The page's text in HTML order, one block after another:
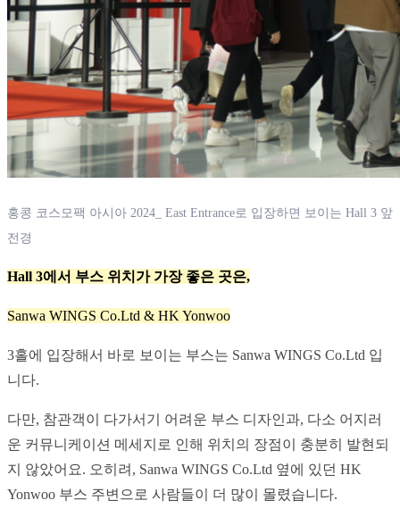
홍콩 코스모팩 아시아 2024_ East Entrance로 입장하면 보이는 Hall 3 앞
전경
Hall 3에서 부스 위치가 가장 좋은 곳은,
Sanwa WINGS Co.Ltd & HK Yonwoo
3홀에 입장해서 바로 보이는 부스는 Sanwa WINGS Co.Ltd 입
니다.
다만, 참관객이 다가서기 어려운 부스 디자인과, 다소 어지러
운 커뮤니케이션 메세지로 인해 위치의 장점이 충분히 발현되
지 않았어요. 오히려, Sanwa WINGS Co.Ltd 옆에 있던 HK
Yonwoo 부스 주변으로 사람들이 더 많이 몰렸습니다.